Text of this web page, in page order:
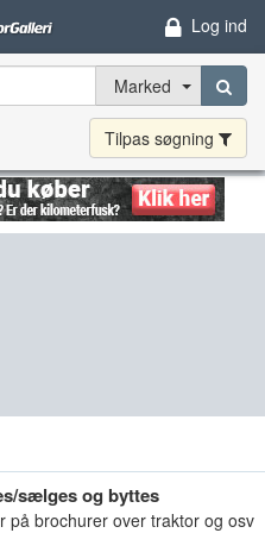
Log ind
Marked
Tilpas søgning
sælges og byttes
på brochurer over traktor og osv